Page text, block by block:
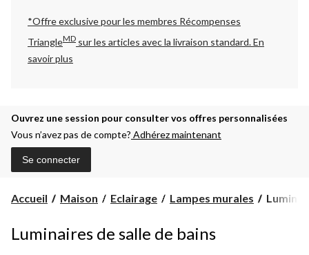
*Offre exclusive pour les membres Récompenses
TriangleMD sur les articles avec la livraison standard.En
savoir plus
Ouvrez une session pour consulter vos offres personnalisées
Vous n’avez pas de compte? Adhérez maintenant
Se connecter
Accueil Maison Eclairage Lampes murales
Luminaires de salle de bains